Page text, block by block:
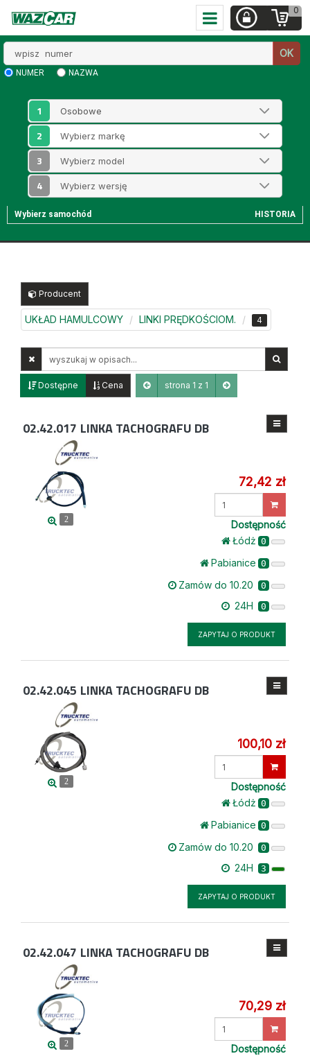
0
numer
OK
NUMER NAZWA
1
2
3
4
Wybierz samochód HISTORIA
Producent
UKŁAD HAMULCOWY LINKI PRĘDKOŚCIOM. 4
opisach
Dostępne Cena strona 1 z 1
02.42.017 LINKA TACHOGRAFU DB
2
72,42 zł
Dostępność
Łódż 0
Pabianice 0
Zamów do 10.20 0
24H 0
ZAPYTAJ O PRODUKT
02.42.045 LINKA TACHOGRAFU DB
2
100,10 zł
Dostępność
Łódż 0
Pabianice 0
Zamów do 10.20 0
24H 3
ZAPYTAJ O PRODUKT
02.42.047 LINKA TACHOGRAFU DB
2
70,29 zł
Dostępność